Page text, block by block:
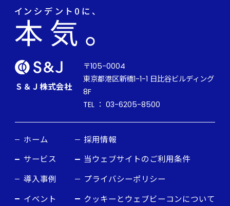
Ｓ＆Ｊ株式会社
〒105-0004
東京都港区新橋1-1-1 日比谷ビルディング
8F
TEL ： 03-6205-8500
ホーム
サービス
導入事例
イベント
採用情報
当ウェブサイトのご利用条件
プライバシーポリシー
クッキーとウェブビーコンについて